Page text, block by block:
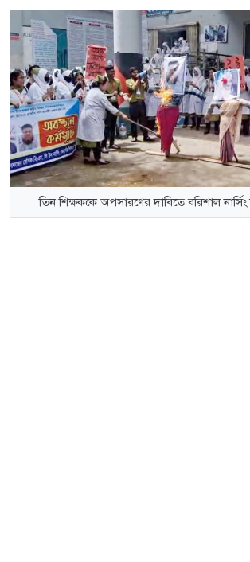
তিন শিক্ষককে অপসারণের দাবিতে বরিশাল